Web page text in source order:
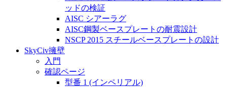
ッドの検証
AISC シアーラグ
AISC鋼製ベースプレートの耐震設計
NSCP 2015 スチールベースプレートの設計
SkyCiv擁壁
入門
確認ページ
型番 1 (インペリアル)